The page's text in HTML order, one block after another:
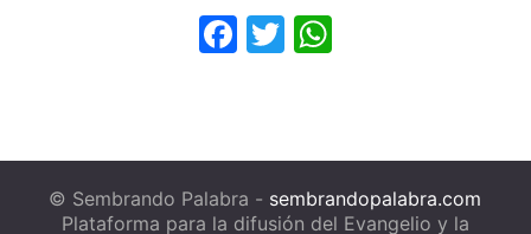
Facebook
Twitter
WhatsApp
© Sembrando Palabra - sembrandopalabra.com
Plataforma para la difusión del Evangelio y la